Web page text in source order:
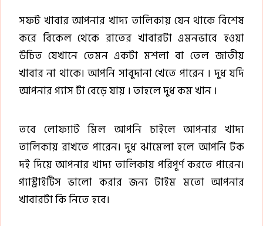
সফট খাবার আপনার খাদ্য তালিকায় যেন থাকে বিশেষ
করে বিকেল থেকে রাতের খাবারটা এমনভাবে হওয়া
উচিত যেখানে তেমন একটা মশলা বা তেল জাতীয়
খাবার না থাকে। আপনি সাবুদানা খেতে পারেন । দুধ যদি
আপনার গ্যাস টা বেড়ে যায় । তাহলে দুধ কম খান ।
তবে লোফ্যাট মিল আপনি চাইলে আপনার খাদ্য
তালিকায় রাখতে পারেন। দুধ ঝামেলা হলে আপনি টক
দই দিয়ে আপনার খাদ্য তালিকায় পরিপূর্ণ করতে পারেন।
গ্যাস্ট্রাইটিস ভালো করার জন্য টাইম মতো আপনার
খাবারটা কি নিতে হবে।